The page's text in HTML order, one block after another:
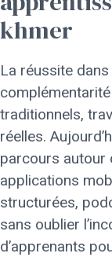
khmer
La réussite
traditionnels,
réelles.
parcours autour
applications
structurées,
sans oublier
d’apprenants